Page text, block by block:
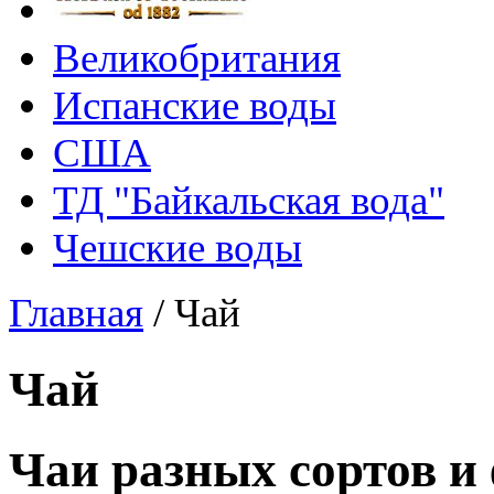
Великобритания
Испанские воды
США
ТД "Байкальская вода"
Чешские воды
Главная /Чай
Чай
Чаи разных сортов и